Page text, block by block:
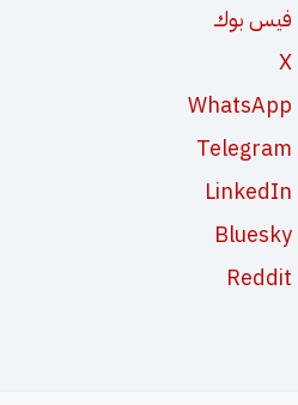
فيس بوك
X
WhatsApp
Telegram
LinkedIn
Bluesky
Reddit